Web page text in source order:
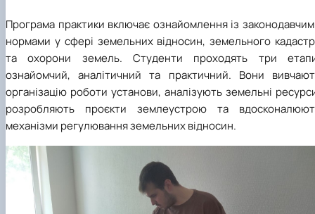
Програма практики включає ознайомлення із
нормами у сфері земельних відносин, земельного
та охорони земель. Студенти проходять три
ознайомчий, аналітичний та практичний. Вони
організацію роботи установи, аналізують земельні
розробляють проєкти землеустрою та
механізми регулювання земельних відносин.